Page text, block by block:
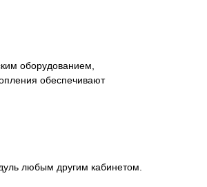
оборудованием,
обеспечивают
любым другим кабинетом.